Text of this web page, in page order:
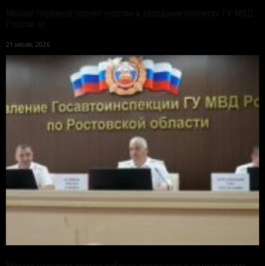
21 июля, 2026